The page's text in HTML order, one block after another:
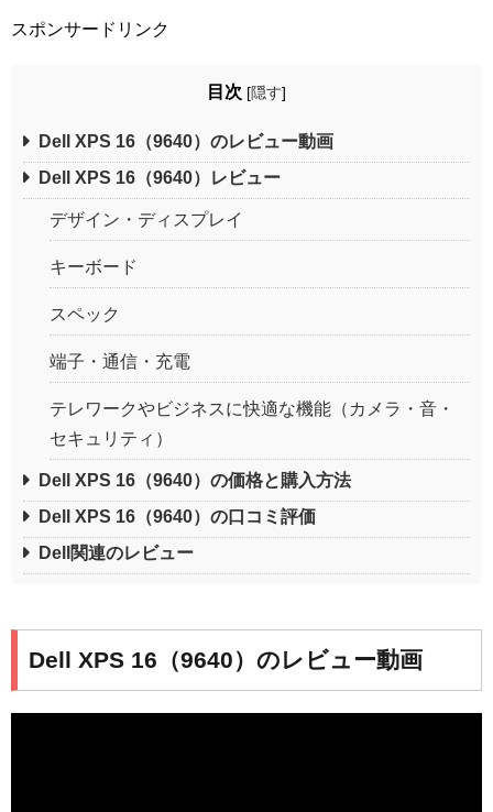
スポンサードリンク
目次 [隠す]
Dell XPS 16（9640）のレビュー動画
Dell XPS 16（9640）レビュー
デザイン・ディスプレイ
キーボード
スペック
端子・通信・充電
テレワークやビジネスに快適な機能（カメラ・音・
セキュリティ）
Dell XPS 16（9640）の価格と購入方法
Dell XPS 16（9640）の口コミ評価
Dell関連のレビュー
Dell XPS 16（9640）のレビュー動画